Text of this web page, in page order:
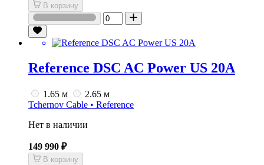
В корзину
Reference DSC AC Power US 20A
1.65 м
2.65 м
Tchernov Cable • Reference
Нет в наличии
149 990 ₽
В корзину